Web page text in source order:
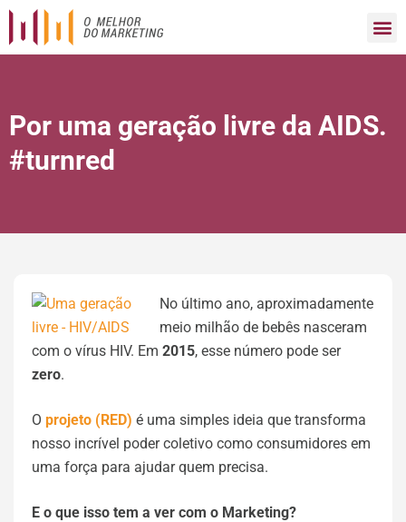
Por uma geração livre da AIDS.
#turnred
No último ano, aproximadamente
meio milhão de bebês nasceram
com o vírus HIV. Em 2015, esse número pode ser
zero.
O projeto (RED) é uma simples ideia que transforma
nosso incrível poder coletivo como consumidores em
uma força para ajudar quem precisa.
E o que isso tem a ver com o Marketing?